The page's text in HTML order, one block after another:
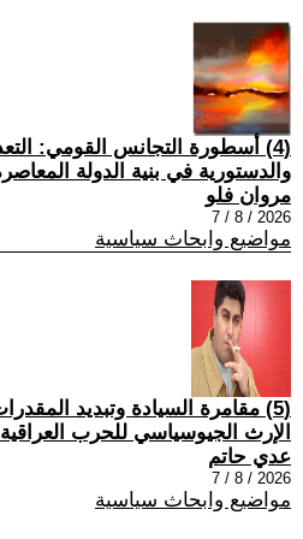
(4) أسطورة التجانس القومي:
والدستورية في بنية الدولة
مروان فلو
2026 / 8 / 7
مواضيع وابحاث سياسية
(5) مقامرة السيادة وتبديد
الإرث الجيوسياسي للحرب العراقية
عدي حاتم
2026 / 8 / 7
مواضيع وابحاث سياسية